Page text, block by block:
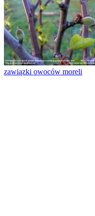
zawiązki owoców moreli